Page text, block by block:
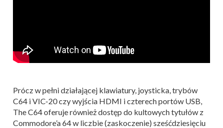
Prócz w pełni działającej klawiatury, joysticka, trybów
C64 i VIC-20 czy wyjścia HDMI i czterech portów USB,
The C64 oferuje również dostęp do kultowych tytułów z
Commodore’a 64 w liczbie (zaskoczenie) sześćdziesięciu